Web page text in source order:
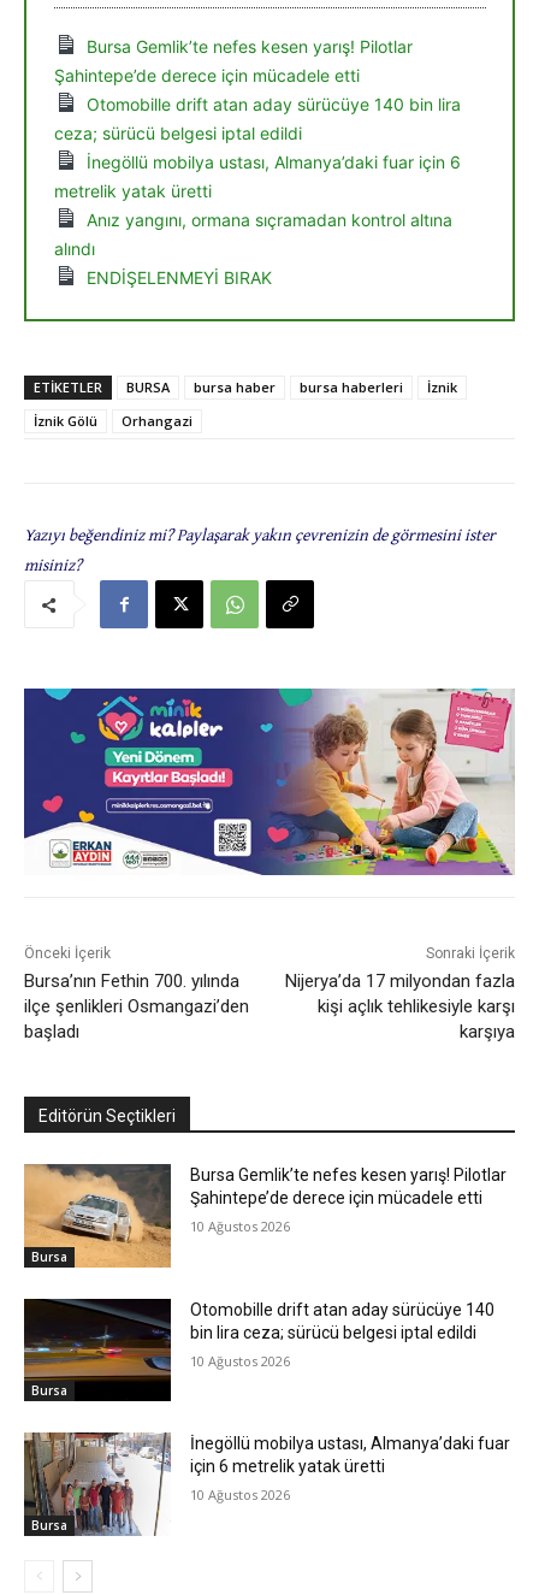
Bursa Gemlik’te nefes kesen yarış! Pilotlar
Şahintepe’de derece için mücadele etti
Otomobille drift atan aday sürücüye 140 bin lira
ceza; sürücü belgesi iptal edildi
İnegöllü mobilya ustası, Almanya’daki fuar için 6
metrelik yatak üretti
Anız yangını, ormana sıçramadan kontrol altına
alındı
ENDİŞELENMEYİ BIRAK
ETIKETLER BURSA bursa haber bursa haberleri
İznik
İznik Gölü
Orhangazi
Yazıyı beğendiniz mi? Paylaşarak yakın çevrenizin de görmesini ister
misiniz?
Önceki İçerik
Bursa’nın Fethin 700. yılında
ilçe şenlikleri Osmangazi’den
başladı
Sonraki İçerik
Nijerya’da 17 milyondan fazla
kişi açlık tehlikesiyle karşı
karşıya
Editörün Seçtikleri
Bursa
Bursa Gemlik’te nefes kesen yarış! Pilotlar
Şahintepe’de derece için mücadele etti
10 Ağustos 2026
Bursa
Otomobille drift atan aday sürücüye 140
bin lira ceza; sürücü belgesi iptal edildi
10 Ağustos 2026
Bursa
İnegöllü mobilya ustası, Almanya’daki fuar
için 6 metrelik yatak üretti
10 Ağustos 2026